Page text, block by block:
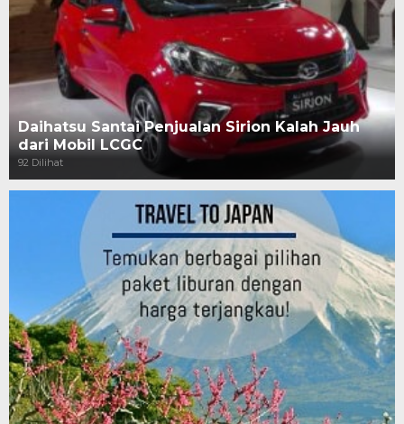
Daihatsu Santai Penjualan Sirion Kalah Jauh
dari Mobil LCGC
92 Dilihat